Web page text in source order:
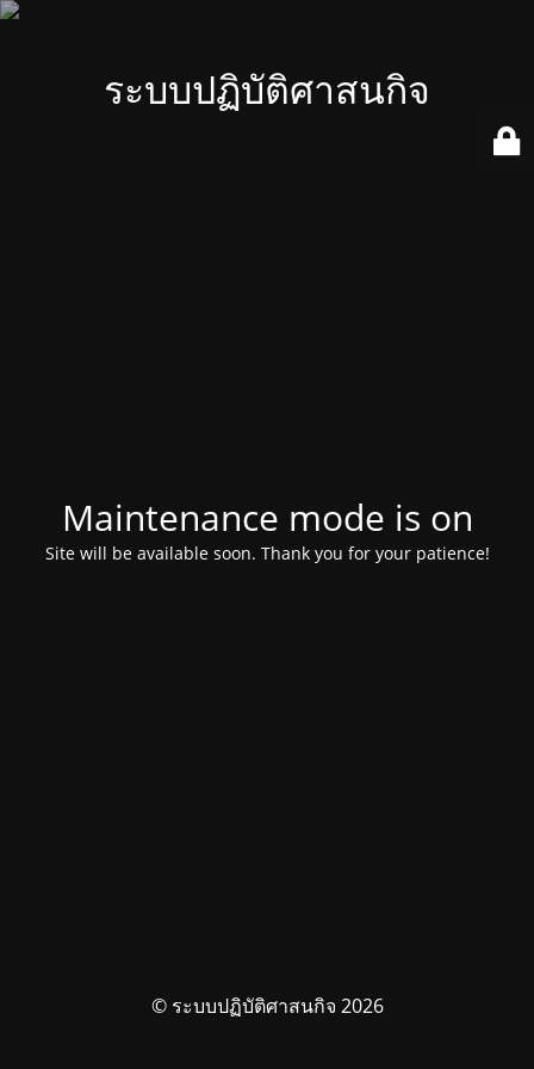
ระบบปฏิบัติศาสนกิจ
Maintenance mode is on
Site will be available soon. Thank you for your patience!
© ระบบปฏิบัติศาสนกิจ 2026